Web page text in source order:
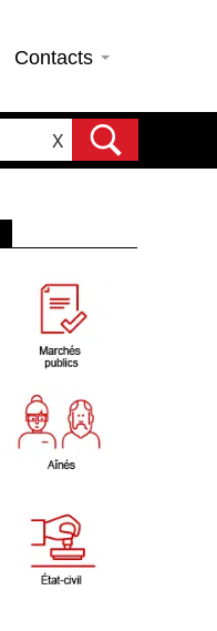
Contacts
X